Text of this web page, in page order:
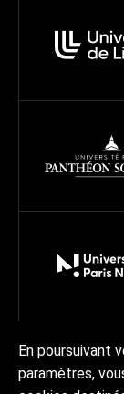
À propos
En poursuivant
paramètres,